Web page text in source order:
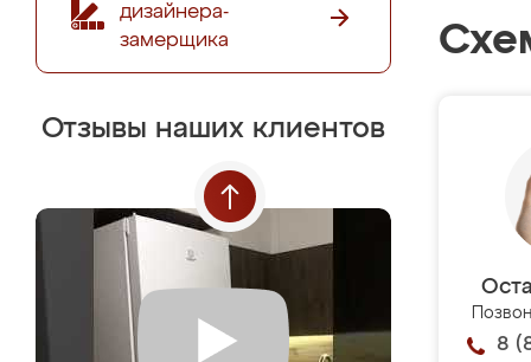
дизайнера-
замерщика
Отзывы наших клиентов
8